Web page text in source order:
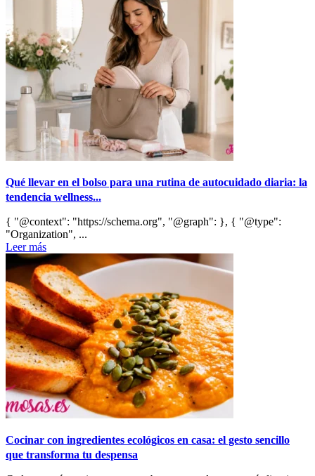
Qué llevar en el bolso para una rutina de autocuidado diaria: la
tendencia wellness...
{ "@context": "https://schema.org", "@graph": }, { "@type":
"Organization", ...
Leer más
Cocinar con ingredientes ecológicos en casa: el gesto sencillo
que transforma tu despensa